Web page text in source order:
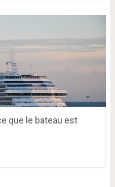
que le bateau est